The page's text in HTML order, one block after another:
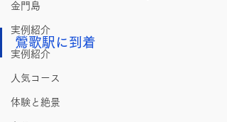
金門島
実例紹介
実例紹介
人気コース
体験と絶景
鶯歌駅に到着